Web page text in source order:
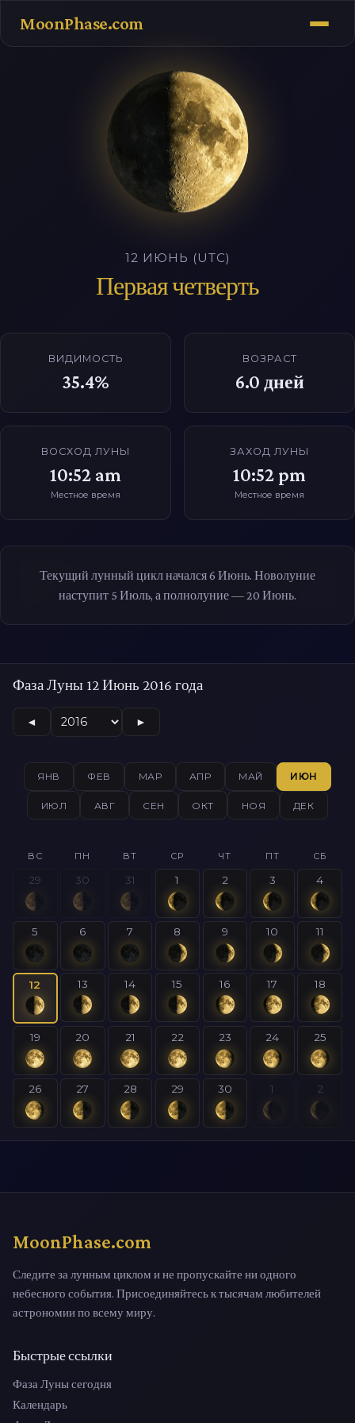
MoonPhase.com
12 ИЮНЬ (UTC)
Первая четверть
ВИДИМОСТЬ
35.4%
ВОЗРАСТ
6.0 дней
ВОСХОД ЛУНЫ
10:52 am
Местное время
ЗАХОД ЛУНЫ
10:52 pm
Местное время
Текущий лунный цикл начался 6 Июнь. Новолуние
наступит 5 Июль, а полнолуние — 20 Июнь.
Фаза Луны 12 Июнь 2016 года
◄ ►
ЯНВ ФЕВ МАР АПР МАЙ ИЮН
ИЮЛ АВГ СЕН ОКТ НОЯ ДЕК
ВС ПН ВТ СР ЧТ ПТ СБ
29 30 31 1 2 3 4
5 6 7 8 9 10 11
12 13 14 15 16 17 18
19 20 21 22 23 24 25
26 27 28 29 30 1 2
MoonPhase.com
Следите за лунным циклом и не пропускайте ни одного
небесного события. Присоединяйтесь к тысячам любителей
астрономии по всему миру.
Быстрые ссылки
Фаза Луны сегодня
Календарь